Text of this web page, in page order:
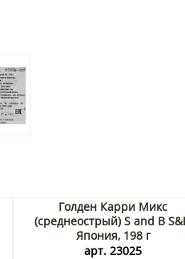
Голден Карри Микс
(среднеострый) S and B
Япония, 198 г
арт. 23025